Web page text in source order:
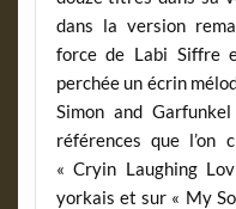
dans la version
force de Labi Siffre
perchée un écrin
Simon and
références que
« Cryin Laughing
yorkais et sur « My